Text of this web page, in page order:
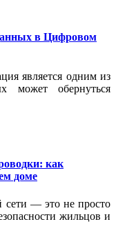
в Цифровом
является одним из
может обернуться
как
доме
сети — это не просто
жильцов и